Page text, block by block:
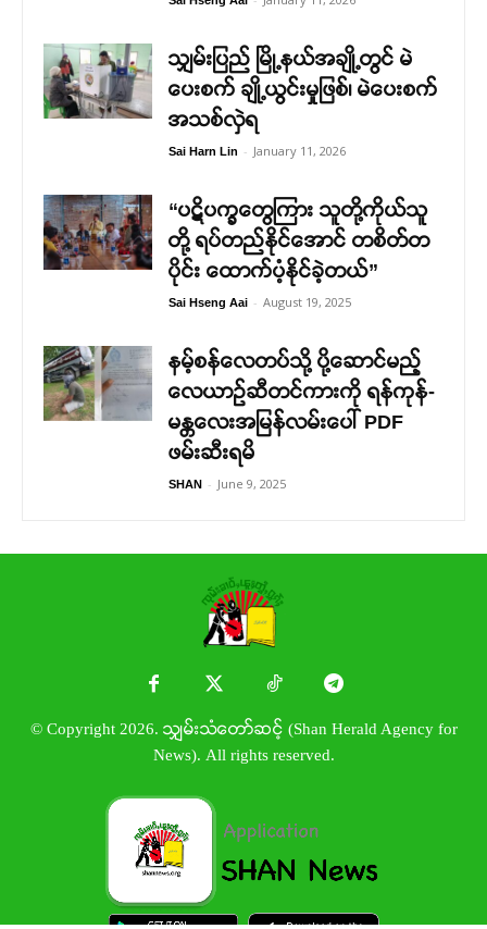
သျှမ်းပြည် မြို့နယ်အချို့တွင် မဲ
ပေးစက် ချို့ယွင်းမှုဖြစ်၊ မဲပေးစက်
အသစ်လှဲရ
Sai Harn Lin - January 11, 2026
“ပဋိပက္ခတွေကြား သူတို့ကိုယ်သူ
တို့ ရပ်တည်နိုင်အောင် တစိတ်တ
ပိုင်း ထောက်ပံ့နိုင်ခဲ့တယ်”
Sai Hseng Aai - August 19, 2025
နမ့်စန်လေတပ်သို့ ပို့ဆောင်မည့်
လေယာဉ်ဆီတင်ကားကို ရန်ကုန်-
မန္တလေးအမြန်လမ်းပေါ် PDF
ဖမ်းဆီးရမိ
SHAN - June 9, 2025
© Copyright 2026. သျှမ်းသံတော်ဆင့် (Shan Herald Agency for
News). All rights reserved.